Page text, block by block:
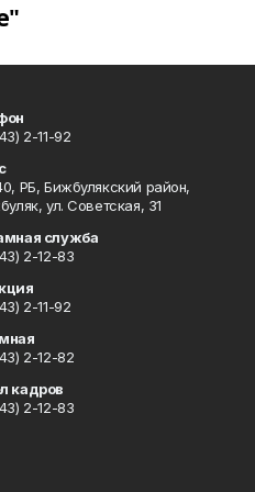
2-11-92
РБ, Бижбулякский район,
ул. Советская, 31
служба
2-12-83
2-11-92
2-12-82
кадров
2-12-83